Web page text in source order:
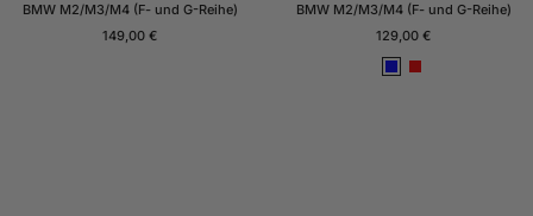
BMW M2/M3/M4 (F- und G-Reihe)
Angebotspreis
149,00 €
BMW M2/M3/M4 (F- und G-Reihe)
Angebotspreis
129,00 €
B
R